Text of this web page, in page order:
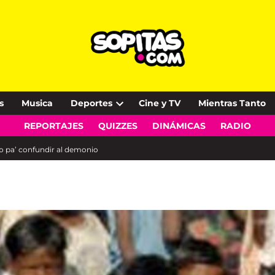
Musica Deportes
Open
dropdown
Cine y TV Mientras Tanto
REPORTAJES QUIZZES DINÁMICAS RADIO
pa’ confundir al demonio